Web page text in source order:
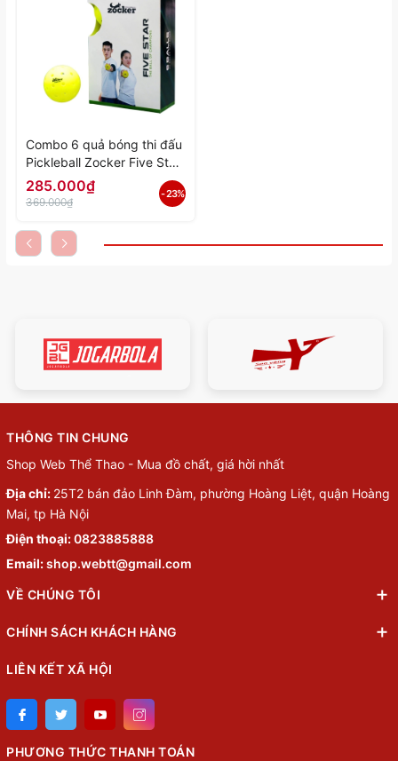
Combo 6 quả bóng thi đấu
Pickleball Zocker Five Star
ZB-06 - Hàng Chính Hãng
285.000₫
369.000₫
- 23%
THÔNG TIN CHUNG
Shop Web Thể Thao - Mua đồ chất, giá hời nhất
Địa chỉ: 25T2 bán đảo Linh Đàm, phường Hoàng Liệt, quận Hoàng
Mai, tp Hà Nội
Điện thoại:0823885888
Email:shop.webtt@gmail.com
VỀ CHÚNG TÔI
CHÍNH SÁCH KHÁCH HÀNG
LIÊN KẾT XÃ HỘI
PHƯƠNG THỨC THANH TOÁN